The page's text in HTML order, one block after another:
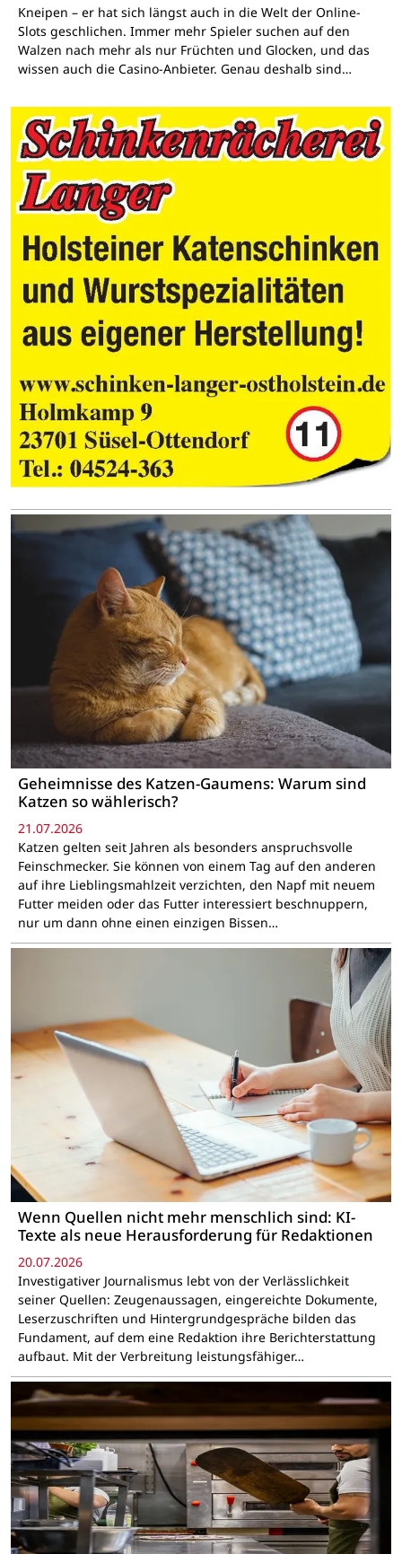
Kneipen – er hat sich längst auch in die Welt der Online-
Slots geschlichen. Immer mehr Spieler suchen auf den
Walzen nach mehr als nur Früchten und Glocken, und das
wissen auch die Casino-Anbieter. Genau deshalb sind…
Geheimnisse des Katzen-Gaumens: Warum sind
Katzen so wählerisch?
21.07.2026
Katzen gelten seit Jahren als besonders anspruchsvolle
Feinschmecker. Sie können von einem Tag auf den anderen
auf ihre Lieblingsmahlzeit verzichten, den Napf mit neuem
Futter meiden oder das Futter interessiert beschnuppern,
nur um dann ohne einen einzigen Bissen…
Wenn Quellen nicht mehr menschlich sind: KI-
Texte als neue Herausforderung für Redaktionen
20.07.2026
Investigativer Journalismus lebt von der Verlässlichkeit
seiner Quellen: Zeugenaussagen, eingereichte Dokumente,
Leserzuschriften und Hintergrundgespräche bilden das
Fundament, auf dem eine Redaktion ihre Berichterstattung
aufbaut. Mit der Verbreitung leistungsfähiger…